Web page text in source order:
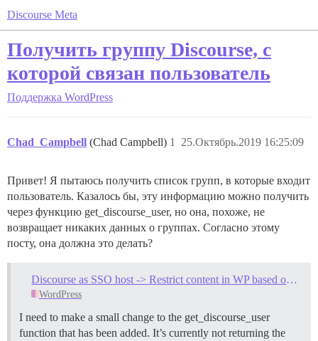
Discourse Meta
Получить группу Discourse, с
которой связан пользователь
Поддержка WordPress
Chad_Campbell (Chad Campbell) 25.Октябрь.2019 16:25:09
1
Привет! Я пытаюсь получить список групп, в которые входит
пользователь. Казалось бы, эту информацию можно получить
через функцию get_discourse_user, но она, похоже, не
возвращает никаких данных о группах. Согласно этому
посту, она должна это делать?
Discourse as SSO host -> Restrict content in WP based on Discourse groups
WordPress
I need to make a small change to the get_discourse_user
function that has been added. It’s currently not returning the